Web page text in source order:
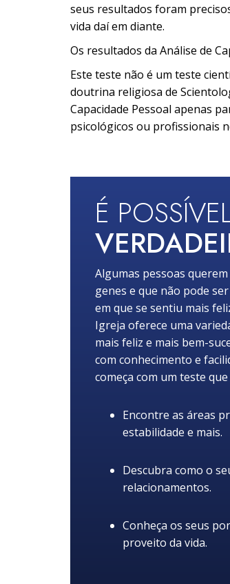
seus resultados foram
vida daí em diante.
Os resultados da Análise de
Este teste não é um teste
doutrina religiosa de
Capacidade Pessoal apenas
psicológicos ou profissionais
É
Algumas pessoas
genes e que não pode
em que se sentiu mais
Igreja oferece uma
mais feliz e mais bem-
com conhecimento e
começa com um teste
Encontre as áreas
estabilidade e mais.
Descubra como o
relacionamentos.
Conheça os seus
proveito da vida.